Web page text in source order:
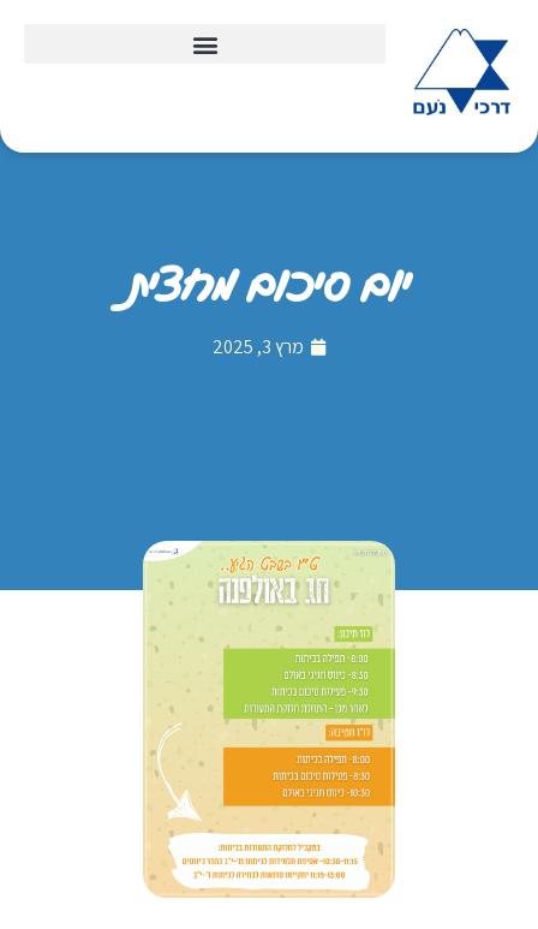
יום סיכום מחצית
מרץ 3, 2025